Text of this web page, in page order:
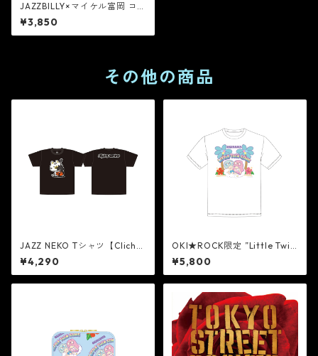
JAZZBILLY×マイケル富岡 コ
ンセプトCD『Rock’a Beat Da
ys - Special Radio Program
- (CD)』
¥3,850
その他の商品
JAZZ NEKO Tシャツ【Cliché
On Wood Bass】
¥4,290
OKI★ROCK限定 ”Little Twin
Stars” Tシャツ [WHITE]
¥5,800